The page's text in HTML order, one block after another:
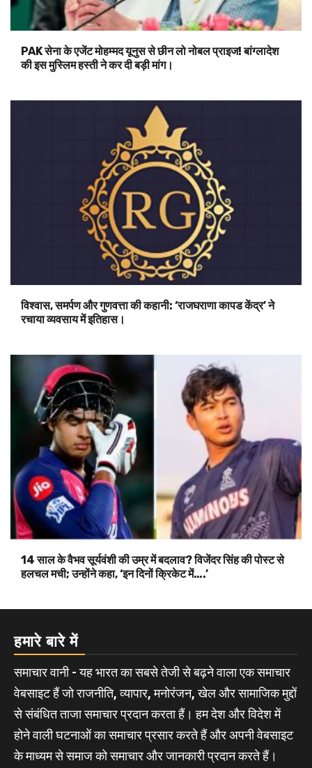
PAK सेना के एजेंट मोहम्मद यूनुस से छीन लो नोबल प्राइज! बांग्लादेश
की इस मुस्लिम हस्ती ने कर दी बड़ी मांग।
विश्वास, समर्पण और गुणवत्ता की कहानी: ‘राजघराणा कापड केंद्र’ ने
रचाया व्यवसाय में इतिहास।
14 साल के वैभव सूर्यवंशी की उम्र में बदलाव? विजेंदर सिंह की पोस्ट से
हलचल मची; उन्होंने कहा, ‘इन दिनों क्रिकेट में….’
हमारे बारे में
समाचार वानी - यह भारत का सबसे तेजी से बढ़ने वाला एक समाचार
वेबसाइट हैं जो राजनीति, व्यापार, मनोरंजन, खेल और सामाजिक मुद्दों
से संबंधित ताजा समाचार प्रदान करता हैं। हम देश और विदेश में
होने वाली घटनाओं का समाचार प्रसार करते हैं और अपनी वेबसाइट
के माध्यम से समाज को समाचार और जानकारी प्रदान करते हैं।